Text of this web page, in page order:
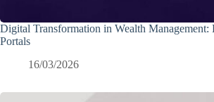
Digital Transformation in Wealth Management:
Portals
16/03/2026